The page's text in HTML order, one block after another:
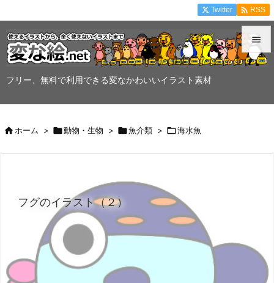
フリー、無料で利用できる変なかわいいイラスト素材


Twitter  RSS
ホーム > 動物・生物 > 魚介類 > 海水魚
フグのイラスト（２）